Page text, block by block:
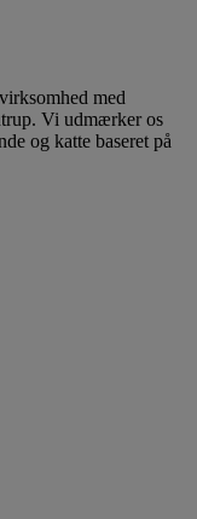
med
Vi udmærker os
og katte baseret på